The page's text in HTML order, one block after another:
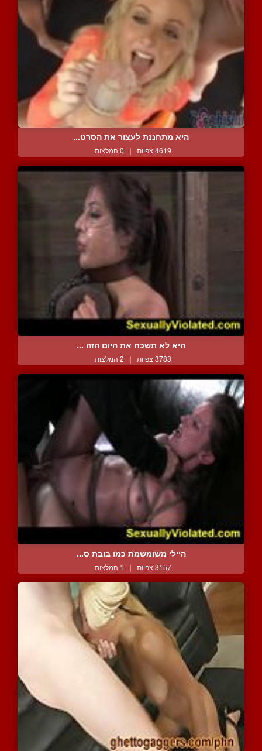
היא מתחננת לעצור את הסרט...
4619 צפיות | 0 המלצות
היא לא תשכח את היום הזה ...
3783 צפיות | 2 המלצות
היילי משומשמת כמו בובת ס...
3157 צפיות | 1 המלצות